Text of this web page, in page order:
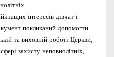
інтересів дівчат і
покликаний допомогти
та виховній роботі Церкви,
захисту неповнолітніх,